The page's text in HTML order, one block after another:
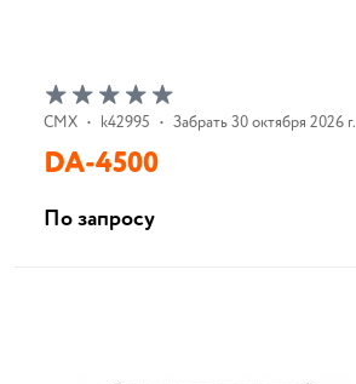
CMX • k42995 • Забрать 30 октября 2026 г.
DA-4500
По запросу